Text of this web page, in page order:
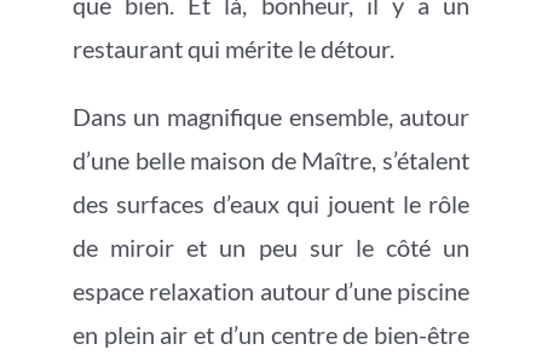
restaurant qui mérite le détour.
Dans un magnifique ensemble, autour
d’une belle maison de Maître, s’étalent
des surfaces d’eaux qui jouent le rôle
de miroir et un peu sur le côté un
espace relaxation autour d’une piscine
en plein air et d’un centre de bien-être